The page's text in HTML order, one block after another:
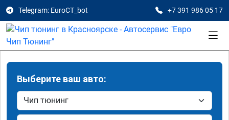
Telegram: EuroCT_bot +7 391 986 05 17
Выберите ваш авто: